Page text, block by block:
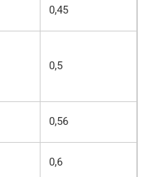
0,45
0,5
0,56
0,6